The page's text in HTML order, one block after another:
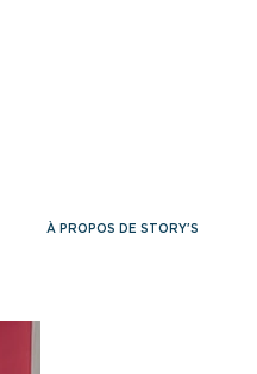
À PROPOS DE STORY'S